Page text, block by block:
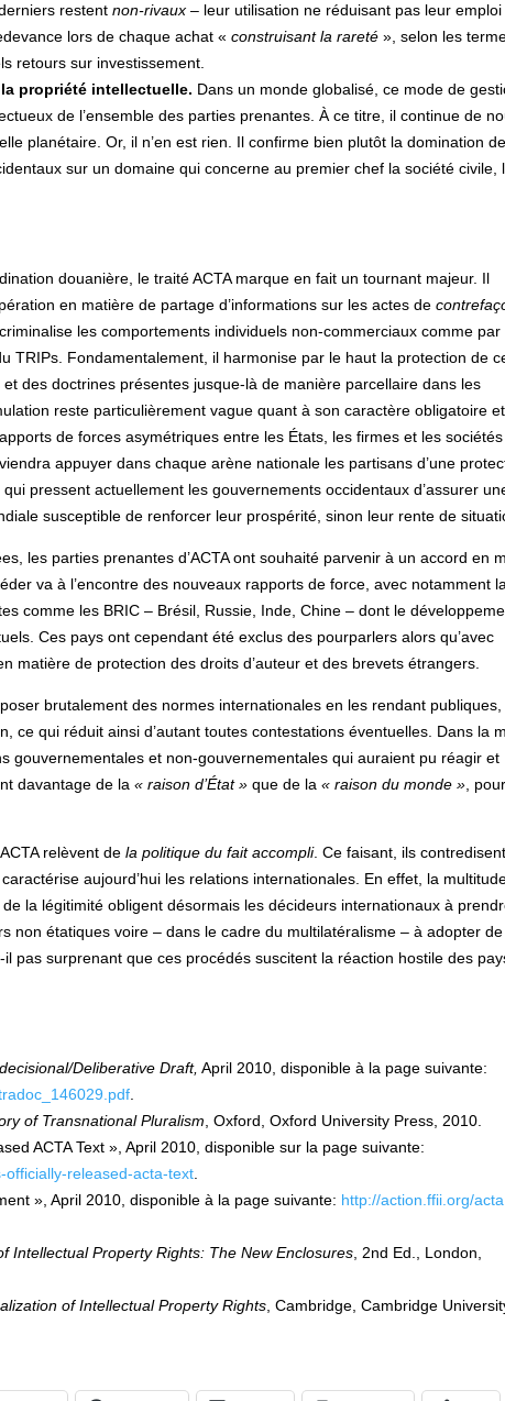
restent non-rivaux – leur utilisation ne réduisant pas leur
lors de chaque achat « construisant la rareté », selon les
retours sur investissement.
propriété intellectuelle. Dans un monde globalisé, ce mode de
de l’ensemble des parties prenantes. À ce titre, il continue de
planétaire. Or, il n’en est rien. Il confirme bien plutôt la domination
sur un domaine qui concerne au premier chef la société civile,
douanière, le traité ACTA marque en fait un tournant majeur. Il
en matière de partage d’informations sur les actes de
les comportements individuels non-commerciaux comme par
TRIPs. Fondamentalement, il harmonise par le haut la protection de
des doctrines présentes jusque-là de manière parcellaire dans les
reste particulièrement vague quant à son caractère obligatoire
de forces asymétriques entre les États, les firmes et les sociétés
appuyer dans chaque arène nationale les partisans d’une
pressent actuellement les gouvernements occidentaux d’assurer
susceptible de renforcer leur prospérité, sinon leur rente de
les parties prenantes d’ACTA ont souhaité parvenir à un accord en
va à l’encontre des nouveaux rapports de force, avec notamment
comme les BRIC – Brésil, Russie, Inde, Chine – dont le
Ces pays ont cependant été exclus des pourparlers alors qu’avec
matière de protection des droits d’auteur et des brevets étrangers.
brutalement des normes internationales en les rendant publiques,
ce qui réduit ainsi d’autant toutes contestations éventuelles. Dans la
gouvernementales et non-gouvernementales qui auraient pu réagir et
davantage de la « raison d’État » que de la « raison du monde » , pour
relèvent de la politique du fait accompli. Ce faisant, ils
aujourd’hui les relations internationales. En effet, la
la légitimité obligent désormais les décideurs internationaux à
non étatiques voire – dans le cadre du multilatéralisme – à adopter
pas surprenant que ces procédés suscitent la réaction hostile des
Deliberative Draft, April 2010, disponible à la page suivante:
of Transnational Pluralism , Oxford, Oxford University Press, 2010.
ACTA Text », April 2010, disponible sur la page suivante:
officially-released-acta-text
», April 2010, disponible à la page suivante: http://action.ffii.org/acta
Intellectual Property Rights: The New Enclosures , 2nd Ed., London,
of Intellectual Property Rights , Cambridge, Cambridge